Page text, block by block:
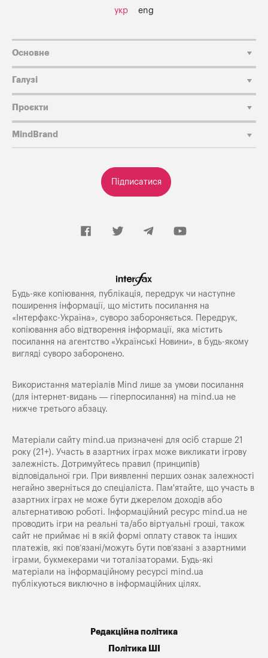
укр eng
Підписатися
Основне
Галузі
Проєкти
MindBrand
Будь-яке копiювання, публiкацiя, передрук чи наступне
поширення iнформацiї, що мiстить посилання на
«Iнтерфакс-Україна», суворо забороняється. Передрук,
копіювання або відтворення інформації, яка містить
посилання на агентство «Українські Новини», в будь-якому
вигляді суворо заборонено.
Використання матеріалів Mind лише за умови посилання
(для інтернет-видань — гіперпосилання) на mind.ua не
нижче третього абзацу.
Матеріали сайту mind.ua призначені для осіб старше 21
року (21+). Участь в азартних іграх може викликати ігрову
залежність. Дотримуйтесь правил (принципів)
відповідальної гри. При виявленні перших ознак залежності
негайно зверніться до спеціаліста. Пам'ятайте, що участь в
азартних іграх не може бути джерелом доходів або
альтернативою роботі. Інформаційний ресурс mind.ua не
проводить ігри на реальні та/або віртуальні гроші, також
сайт не приймає ні в якій формі оплату ставок та інших
платежів, які пов’язані/можуть бути пов’язані з азартними
іграми, букмекерами чи тоталізаторами. Будь-які
матеріали на інформаційному ресурсі mind.ua
публікуються виключно в інформаційних цілях.
Редакційна політика
Політика ШІ